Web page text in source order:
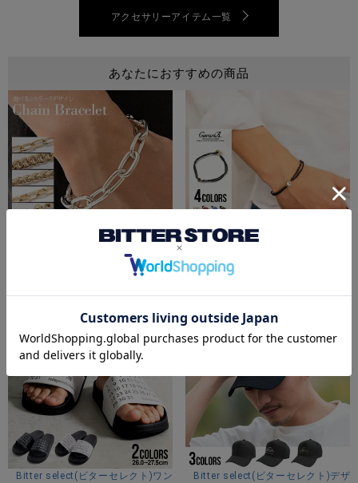
アクセサリーアイテム一覧
あなたにおすすめの商品
Bitter select(ビターセレクト)チェーンブレスレット/全14色
CavariA(キャバリア)クリスタル編
Bitter select(ビターセレクト)ワンストラップサンダル/全2色
Bitter select(ビターセレクト)デザ